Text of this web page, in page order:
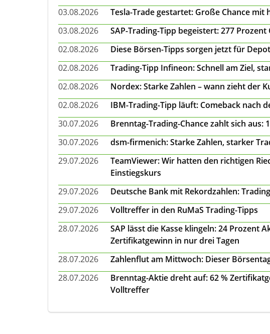
03.08.2026
Tesla-Trade gestartet: Große Chance mit
03.08.2026
SAP-Trading-Tipp begeistert: 277 Prozent
02.08.2026
Diese Börsen-Tipps sorgen jetzt für
02.08.2026
Trading-Tipp Infineon: Schnell am Ziel,
02.08.2026
Nordex: Starke Zahlen – wann zieht der
02.08.2026
IBM-Trading-Tipp läuft: Comeback nach
30.07.2026
Brenntag-Trading-Chance zahlt sich aus:
30.07.2026
dsm-firmenich: Starke Zahlen, starker
29.07.2026
TeamViewer: Wir hatten den richtigen
Einstiegskurs
29.07.2026
Deutsche Bank mit Rekordzahlen:
29.07.2026
Volltreffer in den RuMaS Trading-Tipps
28.07.2026
SAP lässt die Kasse klingeln: 24 Prozent
Zertifikatgewinn in nur drei Tagen
28.07.2026
Zahlenflut am Mittwoch: Dieser
28.07.2026
Brenntag-Aktie dreht auf: 62 %
Volltreffer